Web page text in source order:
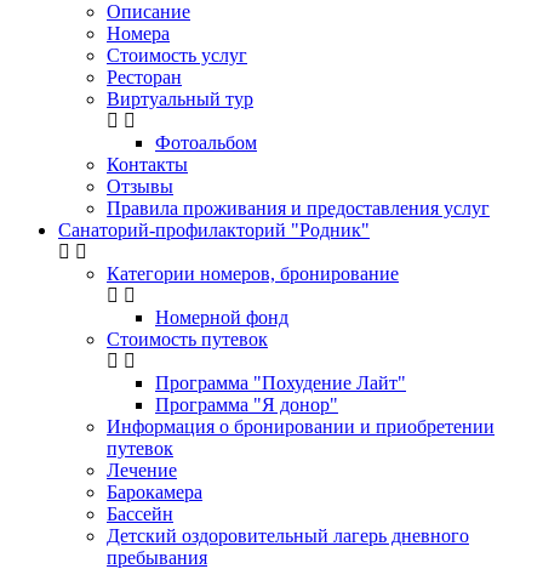
Описание
Номера
Стоимость услуг
Ресторан
Виртуальный тур
Фотоальбом
Контакты
Отзывы
Правила проживания и предоставления услуг
Санаторий-профилакторий "Родник"
Категории номеров, бронирование
Номерной фонд
Стоимость путевок
Программа "Похудение Лайт"
Программа "Я донор"
Информация о бронировании и приобретении
путевок
Лечение
Барокамера
Бассейн
Детский оздоровительный лагерь дневного
пребывания